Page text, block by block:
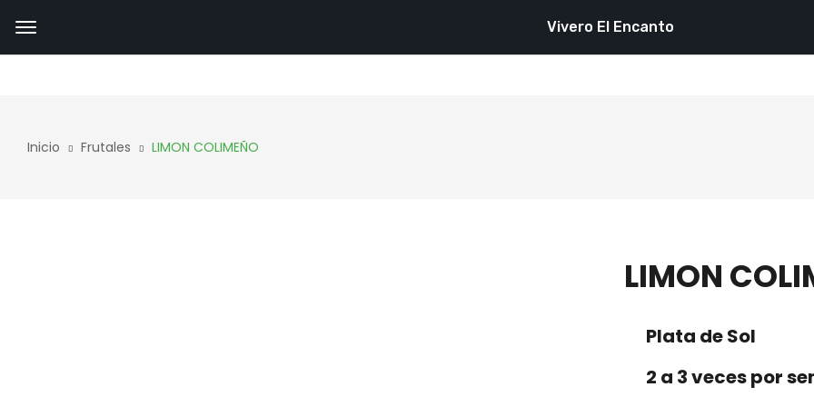
Inicio Frutales LIMON COLIMEÑO
LIMON
Plata de Sol
2 a 3 veces por
Vivero El Encanto